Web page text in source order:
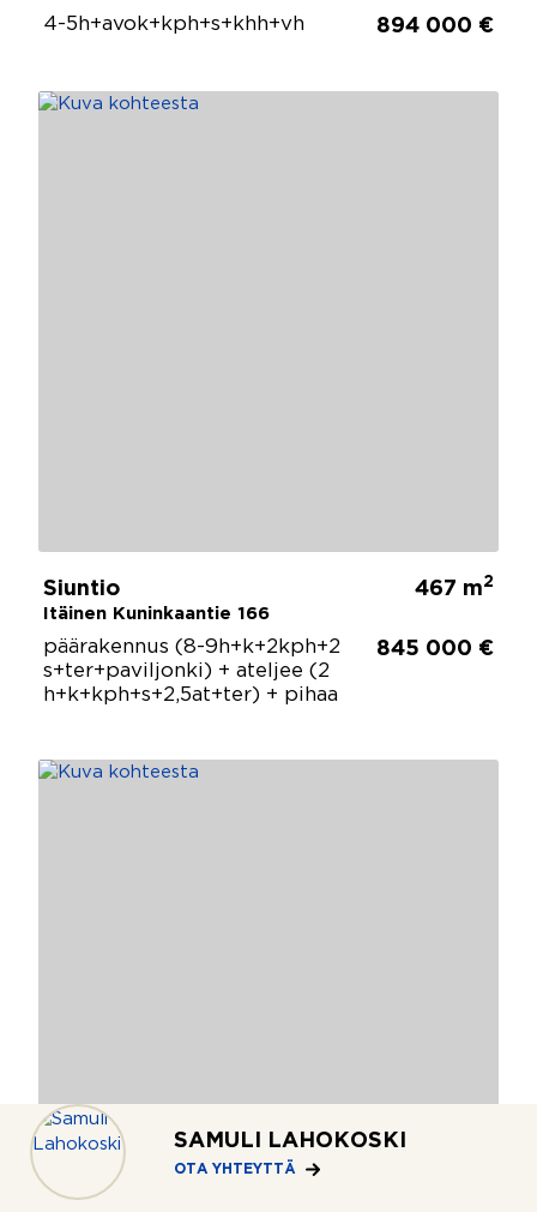
SAMULI LAHOKOSKI
OTA YHTEYTTÄ
4-5h+avok+kph+s+khh+vh 894 000 €
Siuntio
Itäinen Kuninkaantie 166
467 m2
päärakennus (8-9h+k+2kph+2
s+ter+paviljonki) + ateljee (2
h+k+kph+s+2,5at+ter) + pihaa
845 000 €